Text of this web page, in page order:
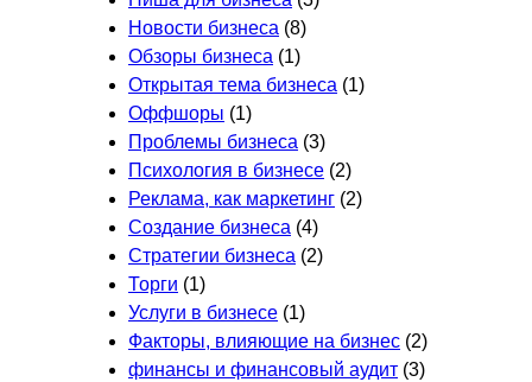
Новости бизнеса (8)
Обзоры бизнеса (1)
Открытая тема бизнеса (1)
Оффшоры (1)
Проблемы бизнеса (3)
Психология в бизнесе (2)
Реклама, как маркетинг (2)
Создание бизнеса (4)
Стратегии бизнеса (2)
Торги (1)
Услуги в бизнесе (1)
Факторы, влияющие на бизнес (2)
финансы и финансовый аудит (3)